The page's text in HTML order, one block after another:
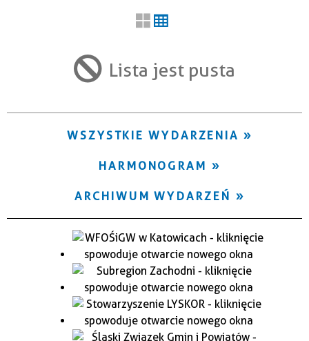
Trwające w zakresie Lista jest pusta
WSZYSTKIE WYDARZENIA
HARMONOGRAM
ARCHIWUM WYDARZEŃ